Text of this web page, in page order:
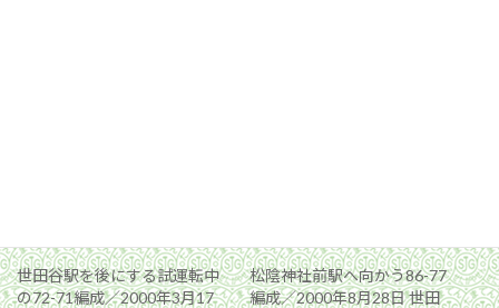
世田谷駅を後にする試運転中
の72-71編成／2000年3月17
松陰神社前駅へ向かう86-77
編成／2000年8月28日 世田